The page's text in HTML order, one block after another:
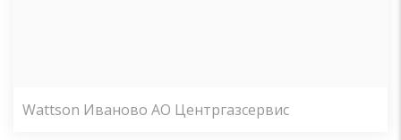
Wattson Иваново АО Центргазсервис